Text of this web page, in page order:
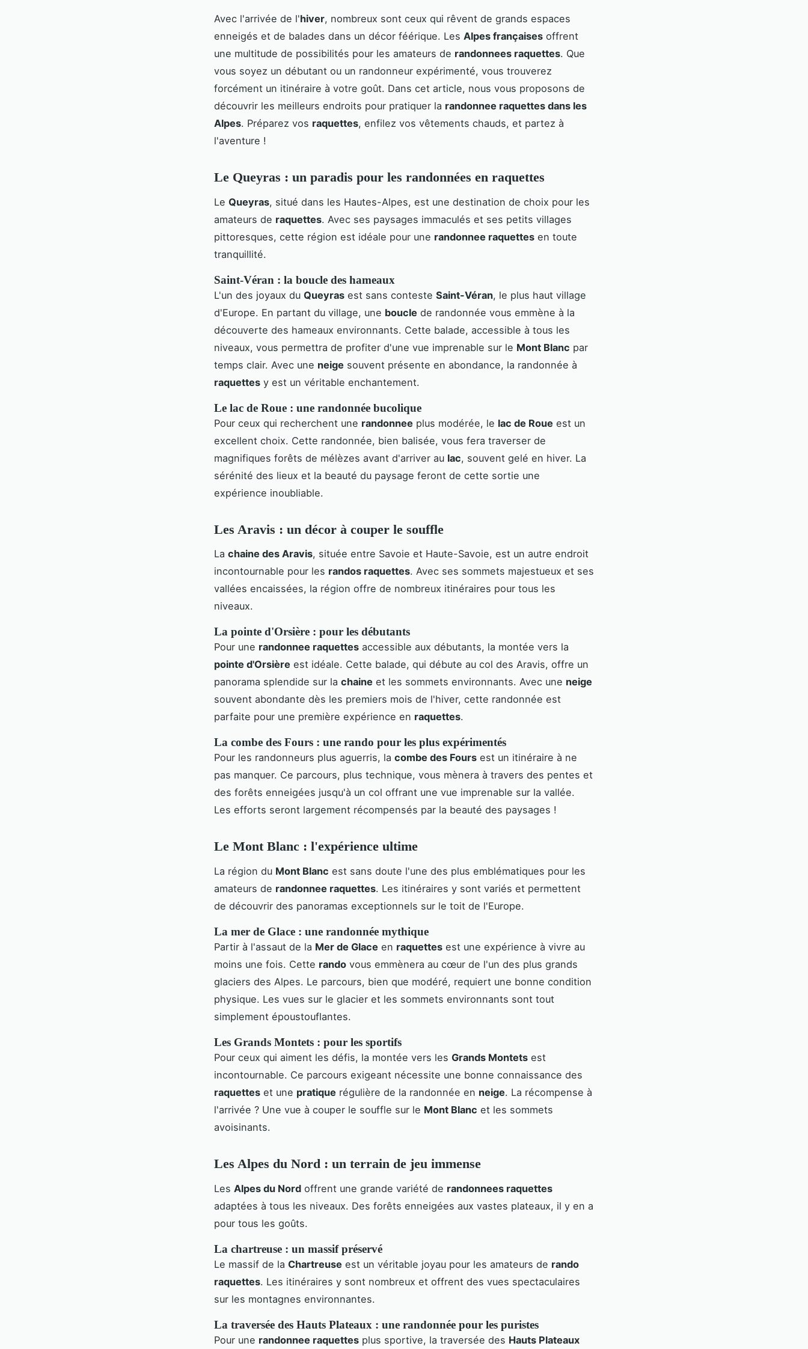
Avec l'arrivée de l'hiver, nombreux sont ceux qui rêvent de grands espaces
enneigés et de balades dans un décor féérique. Les Alpes françaises offrent
une multitude de possibilités pour les amateurs de randonnees raquettes. Que
vous soyez un débutant ou un randonneur expérimenté, vous trouverez
forcément un itinéraire à votre goût. Dans cet article, nous vous proposons de
découvrir les meilleurs endroits pour pratiquer la randonnee raquettes dans les
Alpes. Préparez vos raquettes, enfilez vos vêtements chauds, et partez à
l'aventure !
Le Queyras : un paradis pour les randonnées en raquettes
Le Queyras, situé dans les Hautes-Alpes, est une destination de choix pour les
amateurs de raquettes. Avec ses paysages immaculés et ses petits villages
pittoresques, cette région est idéale pour une randonnee raquettes en toute
tranquillité.
Saint-Véran : la boucle des hameaux
L'un des joyaux du Queyras est sans conteste Saint-Véran, le plus haut village
d'Europe. En partant du village, une boucle de randonnée vous emmène à la
découverte des hameaux environnants. Cette balade, accessible à tous les
niveaux, vous permettra de profiter d'une vue imprenable sur le Mont Blanc par
temps clair. Avec une neige souvent présente en abondance, la randonnée à
raquettes y est un véritable enchantement.
Le lac de Roue : une randonnée bucolique
Pour ceux qui recherchent une randonnee plus modérée, le lac de Roue est un
excellent choix. Cette randonnée, bien balisée, vous fera traverser de
magnifiques forêts de mélèzes avant d'arriver au lac, souvent gelé en hiver. La
sérénité des lieux et la beauté du paysage feront de cette sortie une
expérience inoubliable.
Les Aravis : un décor à couper le souffle
La chaine des Aravis, située entre Savoie et Haute-Savoie, est un autre endroit
incontournable pour les randos raquettes. Avec ses sommets majestueux et ses
vallées encaissées, la région offre de nombreux itinéraires pour tous les
niveaux.
La pointe d'Orsière : pour les débutants
Pour une randonnee raquettes accessible aux débutants, la montée vers la
pointe d'Orsière est idéale. Cette balade, qui débute au col des Aravis, offre un
panorama splendide sur la chaine et les sommets environnants. Avec une neige
souvent abondante dès les premiers mois de l'hiver, cette randonnée est
parfaite pour une première expérience en raquettes.
La combe des Fours : une rando pour les plus expérimentés
Pour les randonneurs plus aguerris, la combe des Fours est un itinéraire à ne
pas manquer. Ce parcours, plus technique, vous mènera à travers des pentes et
des forêts enneigées jusqu'à un col offrant une vue imprenable sur la vallée.
Les efforts seront largement récompensés par la beauté des paysages !
Le Mont Blanc : l'expérience ultime
La région du Mont Blanc est sans doute l'une des plus emblématiques pour les
amateurs de randonnee raquettes. Les itinéraires y sont variés et permettent
de découvrir des panoramas exceptionnels sur le toit de l'Europe.
La mer de Glace : une randonnée mythique
Partir à l'assaut de la Mer de Glace en raquettes est une expérience à vivre au
moins une fois. Cette rando vous emmènera au cœur de l'un des plus grands
glaciers des Alpes. Le parcours, bien que modéré, requiert une bonne condition
physique. Les vues sur le glacier et les sommets environnants sont tout
simplement époustouflantes.
Les Grands Montets : pour les sportifs
Pour ceux qui aiment les défis, la montée vers les Grands Montets est
incontournable. Ce parcours exigeant nécessite une bonne connaissance des
raquettes et une pratique régulière de la randonnée en neige. La récompense à
l'arrivée ? Une vue à couper le souffle sur le Mont Blanc et les sommets
avoisinants.
Les Alpes du Nord : un terrain de jeu immense
Les Alpes du Nord offrent une grande variété de randonnees raquettes
adaptées à tous les niveaux. Des forêts enneigées aux vastes plateaux, il y en a
pour tous les goûts.
La chartreuse : un massif préservé
Le massif de la Chartreuse est un véritable joyau pour les amateurs de rando
raquettes. Les itinéraires y sont nombreux et offrent des vues spectaculaires
sur les montagnes environnantes.
La traversée des Hauts Plateaux : une randonnée pour les puristes
Pour une randonnee raquettes plus sportive, la traversée des Hauts Plateaux